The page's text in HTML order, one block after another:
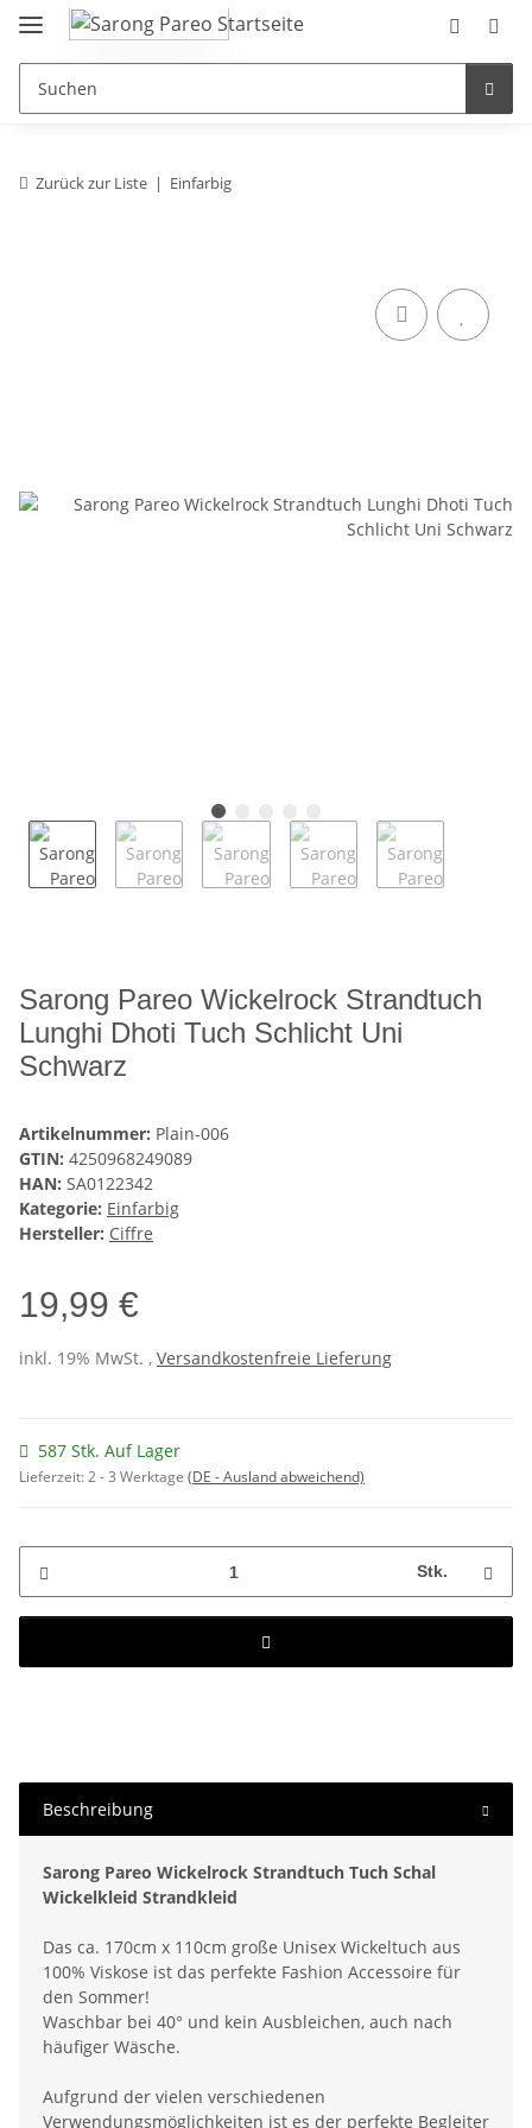
Zurück zur Liste Einfarbig
Sarong Pareo Wickelrock Strandtuch
Lunghi Dhoti Tuch Schlicht Uni
Schwarz
Artikelnummer: Plain-006
GTIN: 4250968249089
HAN: SA0122342
Kategorie: Einfarbig
Hersteller: Ciffre
19,99 €
inkl. 19% MwSt. , Versandkostenfreie Lieferung
587 Stk. Auf Lager
Lieferzeit:2 - 3 Werktage (DE - Ausland abweichend)
Stk.
Beschreibung
Sarong Pareo Wickelrock Strandtuch Tuch Schal
Wickelkleid Strandkleid
Das ca. 170cm x 110cm große Unisex Wickeltuch aus
100% Viskose ist das perfekte Fashion Accessoire für
den Sommer!
Waschbar bei 40° und kein Ausbleichen, auch nach
häufiger Wäsche.
Aufgrund der vielen verschiedenen
Verwendungsmöglichkeiten ist es der perfekte Begleiter